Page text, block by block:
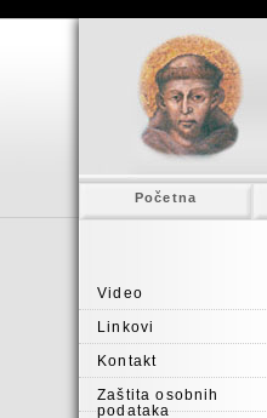
Početna
Video
Linkovi
Kontakt
Zaštita osobnih
podataka